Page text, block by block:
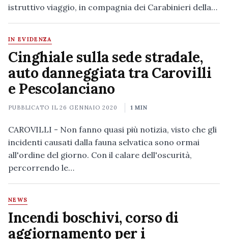
istruttivo viaggio, in compagnia dei Carabinieri della…
IN EVIDENZA
Cinghiale sulla sede stradale,
auto danneggiata tra Carovilli
e Pescolanciano
PUBBLICATO IL26 GENNAIO 2020 1 MIN
CAROVILLI - Non fanno quasi più notizia, visto che gli
incidenti causati dalla fauna selvatica sono ormai
all'ordine del giorno. Con il calare dell'oscurità,
percorrendo le…
NEWS
Incendi boschivi, corso di
aggiornamento per i